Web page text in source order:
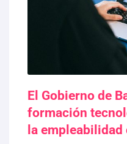
El Gobierno de
formación
la empleabilidad